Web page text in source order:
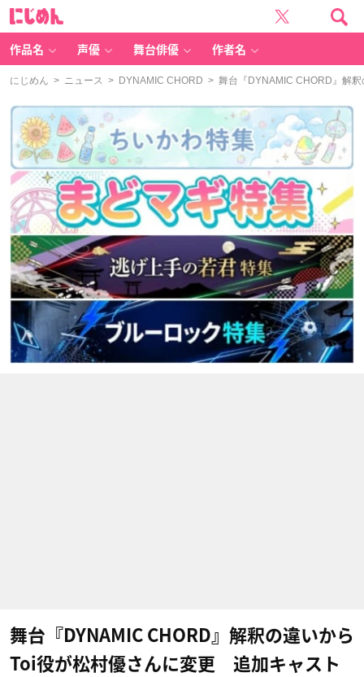
作品名 声優 舞台俳優 作者名
にじめん > ニュース > DYNAMIC CHORD > 舞台『DYNAMIC CHORD』解
舞台『DYNAMIC CHORD』解釈の違いから
Toi役が松村優さんに変更 追加キャスト